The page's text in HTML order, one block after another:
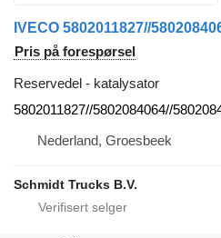
Pris på forespørsel
Reservedel - katalysator
5802011827//5802084064//
Nederland, Groesbeek
Schmidt Trucks B.V.